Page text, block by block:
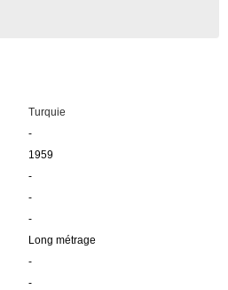
Turquie
-
1959
-
-
-
Long métrage
-
-